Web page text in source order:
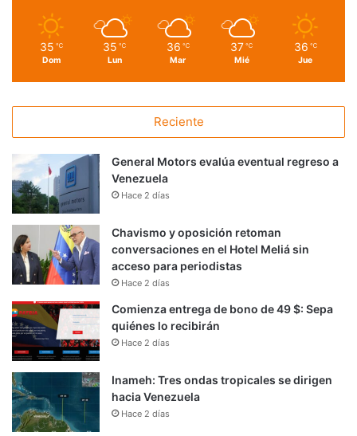
35 ℃
Dom
35 ℃
Lun
36 ℃
Mar
37 ℃
Mié
36 ℃
Jue
Reciente
General Motors evalúa eventual regreso a
Venezuela
Hace 2 días
Chavismo y oposición retoman
conversaciones en el Hotel Meliá sin
acceso para periodistas
Hace 2 días
Comienza entrega de bono de 49 $: Sepa
quiénes lo recibirán
Hace 2 días
Inameh: Tres ondas tropicales se dirigen
hacia Venezuela
Hace 2 días